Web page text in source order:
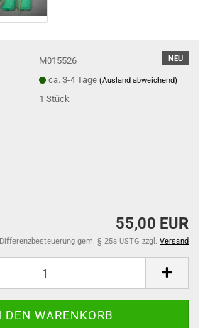
NEU
M015526
ca. 3-4 Tage (Ausland abweichend)
1 Stück
55,00 EUR
gem. § 25a USTG zzgl. Versand